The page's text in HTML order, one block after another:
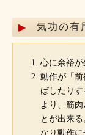
気功の有
心に余裕が
動作が「
ばしたり
より、筋
とが出来
なり動作に